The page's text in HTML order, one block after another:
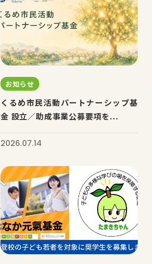
お知らせ
くるめ市民活動パートナーシップ基
金 設立／助成事業公募要項を...
2026.07.14